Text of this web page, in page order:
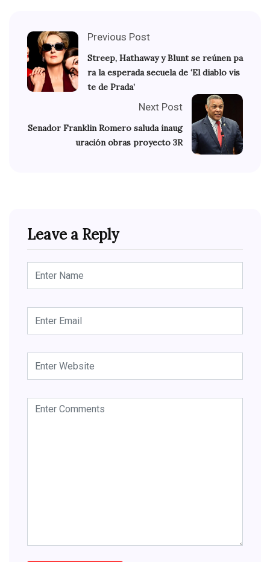
Previous Post
Streep, Hathaway y Blunt se reúnen pa
ra la esperada secuela de ‘El diablo vis
te de Prada’
Next Post
Senador Franklin Romero saluda inaug
uración obras proyecto 3R
Leave a Reply